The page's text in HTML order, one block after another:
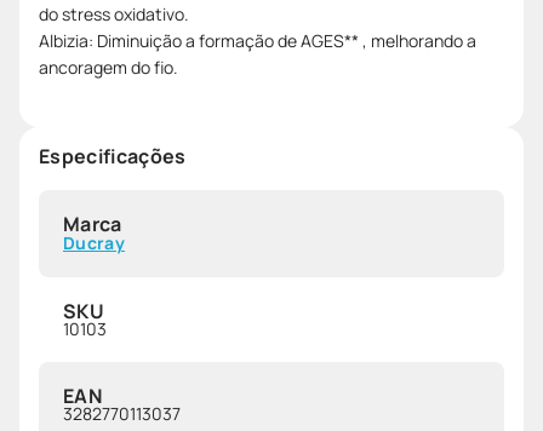
do stress oxidativo.
Albizia: Diminuição a formação de AGES** , melhorando a
ancoragem do fio.
Especificações
Marca
Ducray
SKU
10103
EAN
3282770113037